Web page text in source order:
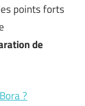
points forts
de
?